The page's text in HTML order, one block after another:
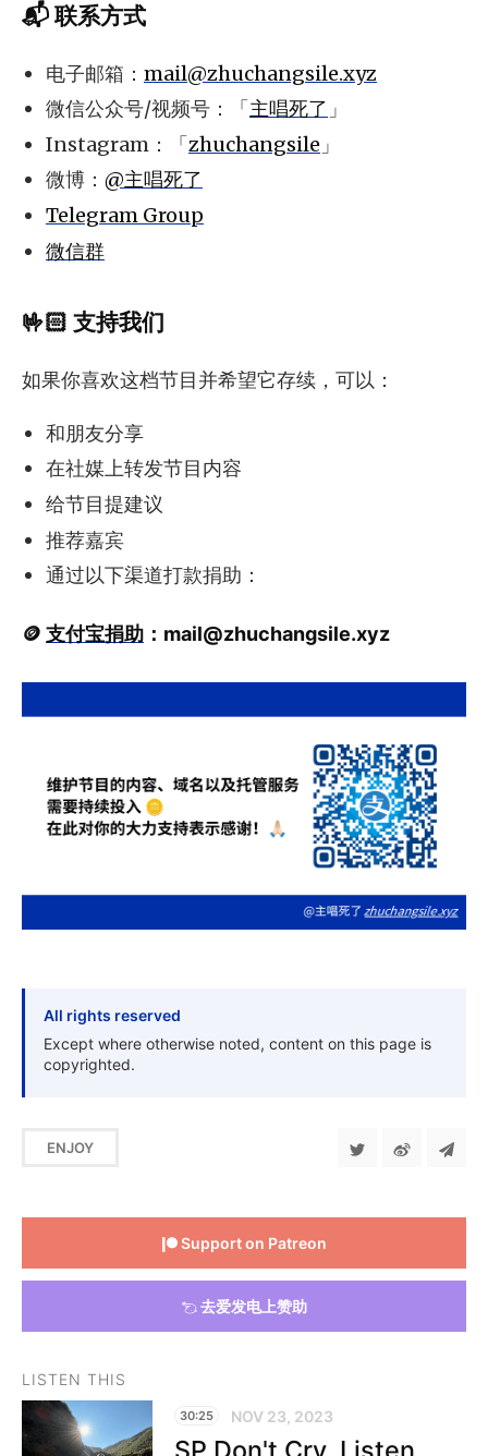
📬 联系方式
电子邮箱： mail@zhuchangsile.xyz
微信公众号/视频号：「主唱死了 」
Instagram：「zhuchangsile 」
微博： @主唱死了
Telegram Group
微信群
🤟🏻 支持我们
如果你喜欢这档节目并希望它存续，可以：
和朋友分享
在社媒上转发节目内容
给节目提建议
推荐嘉宾
通过以下渠道打款捐助：
🪙 支付宝捐助 ： mail@zhuchangsile.xyz
All rights reserved
Except where otherwise noted, content on this page is
copyrighted.
ENJOY
Support on Patreon
去爱发电上赞助
LISTEN THIS
30:25 NOV 23, 2023